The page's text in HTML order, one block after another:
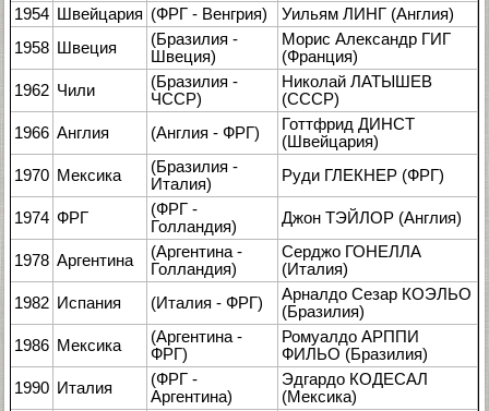
1954 Швейцария (ФРГ - Венгрия)
Уильям ЛИНГ (Англия)
1958 Швеция
(Бразилия -
Швеция)
Морис Александр ГИГ
(Франция)
1962 Чили
(Бразилия -
ЧССР)
Николай ЛАТЫШЕВ
(СССР)
1966 Англия (Англия - ФРГ)
Готтфрид ДИНСТ
(Швейцария)
1970 Мексика
(Бразилия -
Италия)
Руди ГЛЕКНЕР (ФРГ)
1974 ФРГ
(ФРГ -
Голландия)
Джон ТЭЙЛОР (Англия)
1978 Аргентина
(Аргентина -
Голландия)
Серджо ГОНЕЛЛА
(Италия)
1982 Испания (Италия - ФРГ)
Арналдо Сезар КОЭЛЬО
(Бразилия)
1986 Мексика
(Аргентина -
ФРГ)
Ромуалдо АРППИ
ФИЛЬО (Бразилия)
1990 Италия
(ФРГ -
Аргентина)
Эдгардо КОДЕСАЛ
(Мексика)